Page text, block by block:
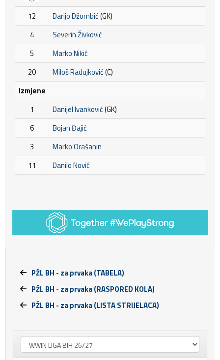
12 Darijo Džombić(GK)
4
Severin Živković
5
Marko Nikić
20
Miloš Radujković(C)
Izmjene
1
Danijel Ivanković(GK)
6
Bojan Đajić
3
Marko Orašanin
11
Danilo Nović
PŽL BH - za prvaka (TABELA)
PŽL BH - za prvaka (RASPORED KOLA)
PŽL BH - za prvaka (LISTA STRIJELACA)